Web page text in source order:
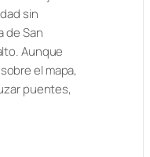
sin
de San
Aunque
el mapa,
puentes,